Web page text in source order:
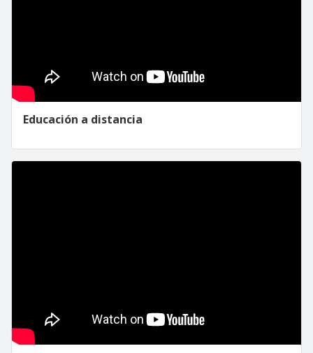
Educación a distancia